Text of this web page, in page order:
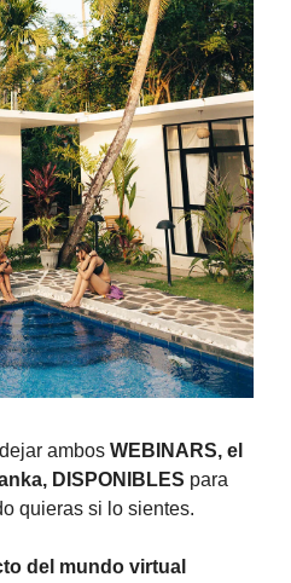
ambos WEBINARS, el
DISPONIBLES para
quieras si lo sientes.
del mundo virtual